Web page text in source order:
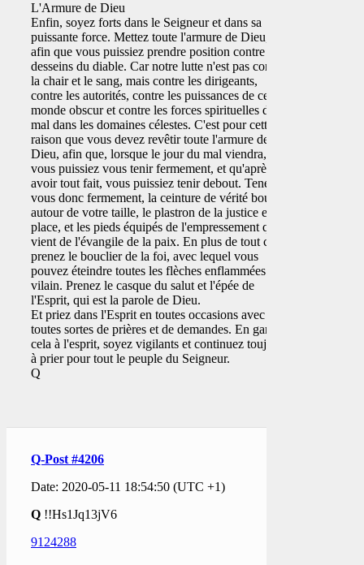
L'Armure de Dieu
Enfin, soyez forts dans le Seigneur et dans sa
puissante force. Mettez toute l'armure de Dieu,
afin que vous puissiez prendre position contre les
desseins du diable. Car notre lutte n'est pas contre
la chair et le sang, mais contre les dirigeants,
contre les autorités, contre les puissances de ce
monde obscur et contre les forces spirituelles du
mal dans les domaines célestes. C'est pour cette
raison que vous devez revêtir toute l'armure de
Dieu, afin que, lorsque le jour du mal viendra,
vous puissiez vous tenir fermement, et qu'après
avoir tout fait, vous puissiez tenir debout. Tenez-
vous donc fermement, la ceinture de vérité bouclée
autour de votre taille, le plastron de la justice en
place, et les pieds équipés de l'empressement qui
vient de l'évangile de la paix. En plus de tout cela,
prenez le bouclier de la foi, avec lequel vous
pouvez éteindre toutes les flèches enflammées du
vilain. Prenez le casque du salut et l'épée de
l'Esprit, qui est la parole de Dieu.
Et priez dans l'Esprit en toutes occasions avec
toutes sortes de prières et de demandes. En gardant
cela à l'esprit, soyez vigilants et continuez toujours
à prier pour tout le peuple du Seigneur.
Q
Q-Post #4206
Date: 2020-05-11 18:54:50 (UTC +1)
Q !!Hs1Jq13jV6
9124288